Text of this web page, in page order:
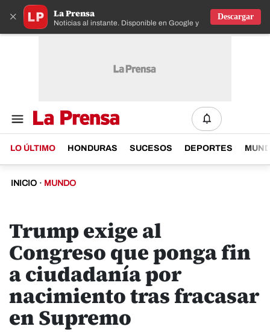
× La Prensa
Noticias al instante. Disponible en Google y IOS
Descargar
LO ÚLTIMO HONDURAS SUCESOS DEPORTES
INICIO · MUNDO
Trump exige al
Congreso que ponga fin
a ciudadanía por
nacimiento tras fracasar
en Supremo